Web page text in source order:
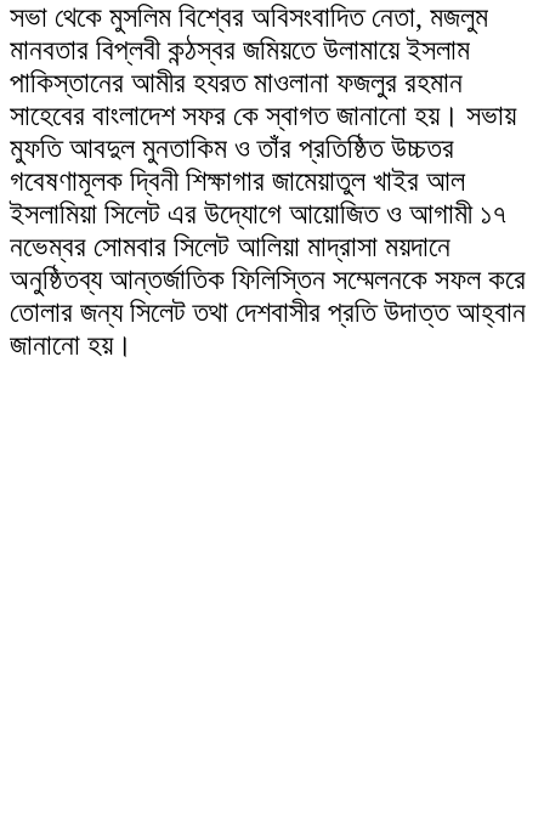
সভা থেকে মুসলিম বিশ্বের অবিসংবাদিত নেতা, মজলুম
মানবতার বিপ্লবী কন্ঠস্বর জমিয়তে উলামায়ে ইসলাম
পাকিস্তানের আমীর হযরত মাওলানা ফজলুর রহমান
সাহেবের বাংলাদেশ সফর কে স্বাগত জানানো হয়। সভায়
মুফতি আবদুল মুনতাকিম ও তাঁর প্রতিষ্ঠিত উচ্চতর
গবেষণামূলক দ্বিনী শিক্ষাগার জামেয়াতুল খাইর আল
ইসলামিয়া সিলেট এর উদ্যোগে আয়োজিত ও আগামী ১৭
নভেম্বর সোমবার সিলেট আলিয়া মাদ্রাসা ময়দানে
অনুষ্ঠিতব্য আন্তর্জাতিক ফিলিস্তিন সম্মেলনকে সফল করে
তোলার জন্য সিলেট তথা দেশবাসীর প্রতি উদাত্ত আহ্বান
জানানো হয়।